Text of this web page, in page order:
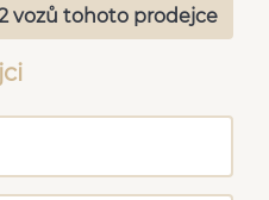
vozů tohoto prodejce